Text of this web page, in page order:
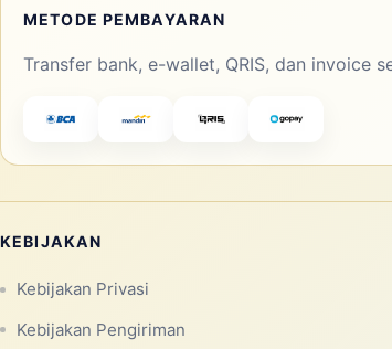
METODE PEMBAYARAN
Transfer bank, e-wallet, QRIS, dan invoice
KEBIJAKAN
Kebijakan Privasi
Kebijakan Pengiriman